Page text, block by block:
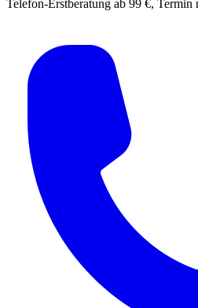
Telefon-Erstberatung ab 99 €, Termin